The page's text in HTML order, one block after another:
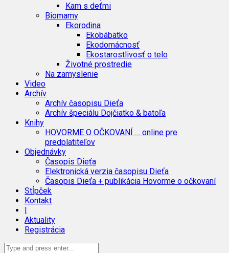
Kam s deťmi
Biomamy
Ekorodina
Ekobábätko
Ekodomácnosť
Ekostarostlivosť o telo
Životné prostredie
Na zamyslenie
Video
Archív
Archív časopisu Dieťa
Archív špeciálu Dojčiatko & batoľa
Knihy
HOVORME O OČKOVANÍ … online pre
predplatiteľov
Objednávky
Časopis Dieťa
Elektronická verzia časopisu Dieťa
Časopis Dieťa + publikácia Hovorme o očkovaní
Stĺpček
Kontakt
|
Aktuality
Registrácia